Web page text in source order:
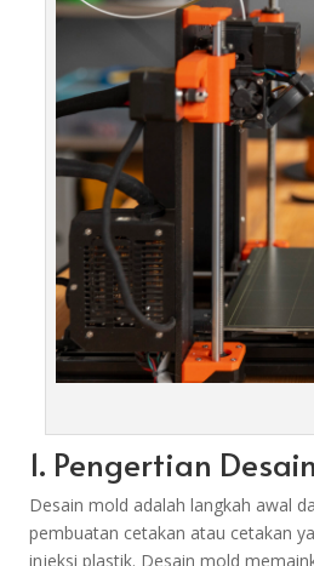
1. Pengertian
Desain mold adalah langkah awal
pembuatan cetakan atau cetakan
injeksi plastik. Desain mold